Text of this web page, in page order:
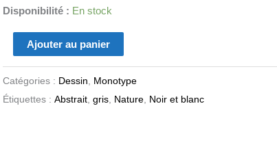
Disponibilité : En stock
Ajouter au panier
Catégories : Dessin
Monotype
Étiquettes : Abstrait gris Nature Noir et blanc